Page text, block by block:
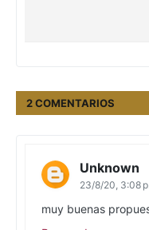
2 COMENTARIOS
Unknown
23/8/20, 3:08
muy buenas